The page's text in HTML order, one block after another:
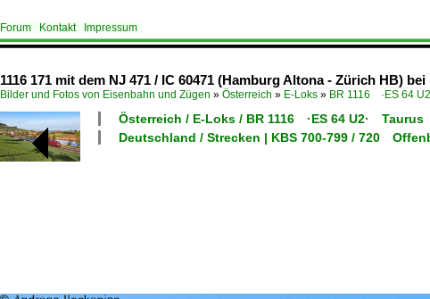
Forum Kontakt Impressum
1116 171 mit dem NJ 471 / IC 60471 (Hamburg Altona - Zürich HB)
Bilder und Fotos von Eisenbahn und Zügen » Österreich » E-Loks » BR 1116 ·ES 64
Österreich / E-Loks / BR 1116 ·ES 64 U2· Taurus
Deutschland / Strecken | KBS 700-799 / 720